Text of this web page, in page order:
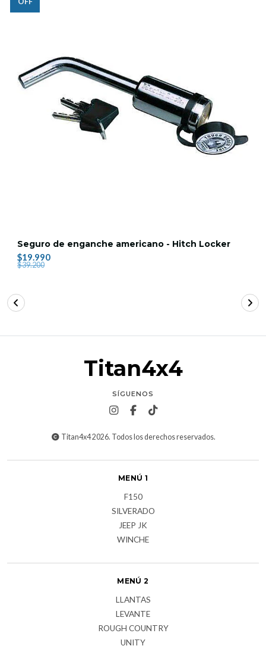
Seguro de enganche americano - Hitch Locker
$19.990
$39.200
Titan4x4
SÍGUENOS
Titan4x4 2026. Todos los derechos reservados.
MENÚ 1
F150
SILVERADO
JEEP JK
WINCHE
MENÚ 2
LLANTAS
LEVANTE
ROUGH COUNTRY
UNITY